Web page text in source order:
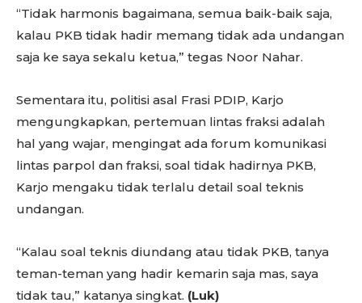
“Tidak harmonis bagaimana, semua baik-baik saja,
kalau PKB tidak hadir memang tidak ada undangan
saja ke saya sekalu ketua,” tegas Noor Nahar.
Sementara itu, politisi asal Frasi PDIP, Karjo
mengungkapkan, pertemuan lintas fraksi adalah
hal yang wajar, mengingat ada forum komunikasi
lintas parpol dan fraksi, soal tidak hadirnya PKB,
Karjo mengaku tidak terlalu detail soal teknis
undangan.
“Kalau soal teknis diundang atau tidak PKB, tanya
teman-teman yang hadir kemarin saja mas, saya
tidak tau,” katanya singkat. (Luk)